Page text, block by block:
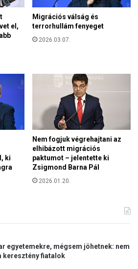
el,
Migrációs válság és
terrorhullám fenyeget
2026.03.07.
ki
Nem fogjuk végrehajtani az
elhibázott migrációs
paktumot – jelentette ki
Zsigmond Barna Pál
2026.01.20.
egyetemekre, mégsem jöhetnek: nem
keresztény fiatalok